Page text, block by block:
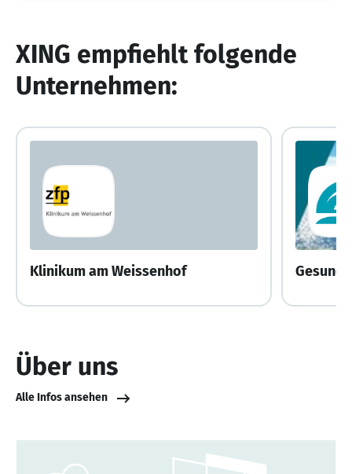
XING empfiehlt folgende
Unternehmen:
Klinikum am Weissenhof
Über uns
Alle Infos ansehen